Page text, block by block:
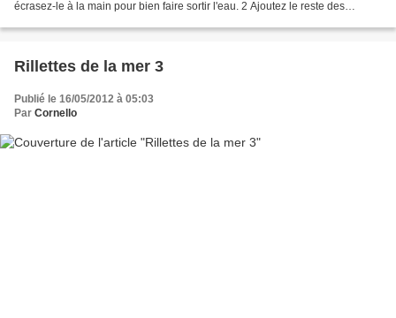
écrasez-le à la main pour bien faire sortir l'eau. 2 Ajoutez le reste des
Rillettes de la mer 3
Publié le 16/05/2012 à 05:03
Par Cornello